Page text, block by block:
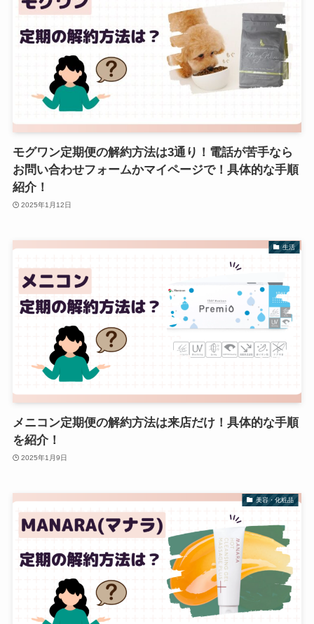
モグワン定期便の解約方法は3通り！電話が苦手なら
お問い合わせフォームかマイページで！具体的な手順
紹介！
2025年1月12日
生活
メニコン定期便の解約方法は来店だけ！具体的な手順
を紹介！
2025年1月9日
美容・化粧品